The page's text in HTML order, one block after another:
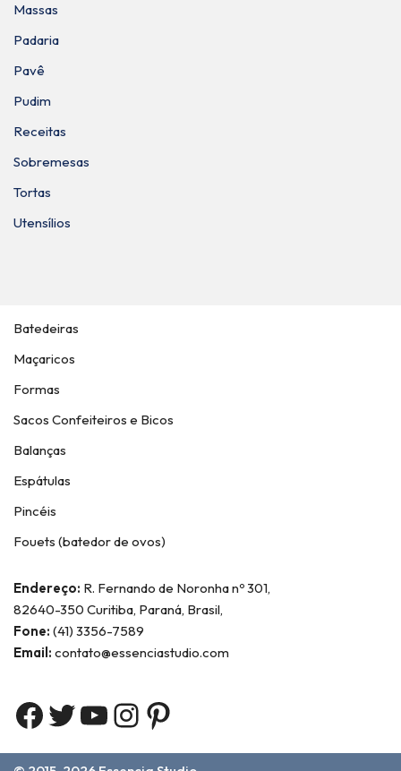
Massas
Padaria
Pavê
Pudim
Receitas
Sobremesas
Tortas
Utensílios
Batedeiras
Maçaricos
Formas
Sacos Confeiteiros e Bicos
Balanças
Espátulas
Pincéis
Fouets (batedor de ovos)
Endereço: R. Fernando de Noronha nº 301,
82640-350 Curitiba, Paraná, Brasil,
Fone: (41) 3356-7589
Email: contato@essenciastudio.com